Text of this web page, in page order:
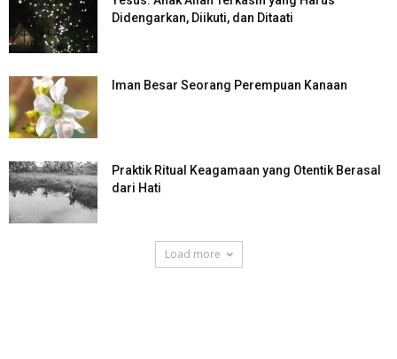
Didengarkan, Diikuti, dan Ditaati
Iman Besar Seorang Perempuan Kanaan
Praktik Ritual Keagamaan yang Otentik Berasal
dari Hati
Load more